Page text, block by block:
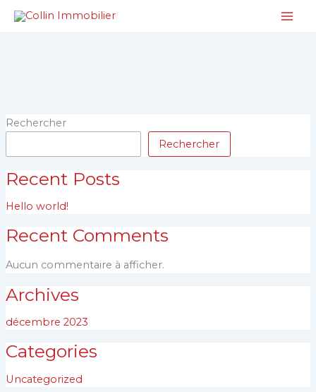
Aller
Rechercher
Rechercher
Recent Posts
Hello world!
Recent Comments
Aucun commentaire à afficher.
Archives
décembre 2023
Categories
Uncategorized